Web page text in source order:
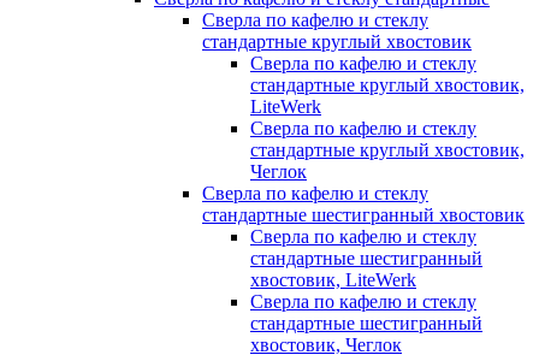
Сверла по кафелю и стеклу
стандартные круглый хвостовик
Сверла по кафелю и стеклу
стандартные круглый хвостовик,
LiteWerk
Сверла по кафелю и стеклу
стандартные круглый хвостовик,
Чеглок
Сверла по кафелю и стеклу
стандартные шестигранный хвостовик
Сверла по кафелю и стеклу
стандартные шестигранный
хвостовик, LiteWerk
Сверла по кафелю и стеклу
стандартные шестигранный
хвостовик, Чеглок